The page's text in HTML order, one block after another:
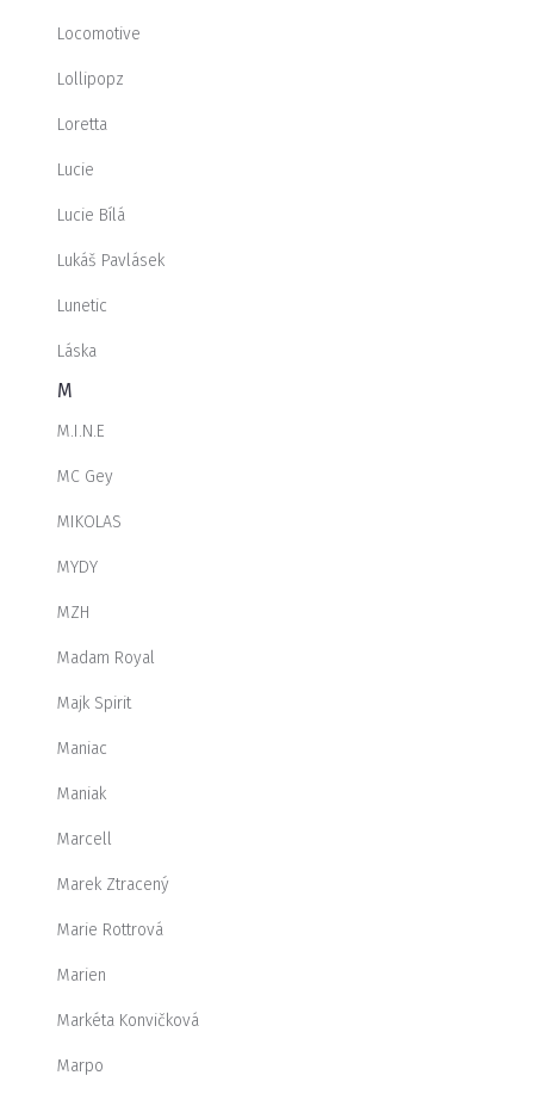
Locomotive
Lollipopz
Loretta
Lucie
Lucie Bílá
Lukáš Pavlásek
Lunetic
Láska
M
M.I.N.E
MC Gey
MIKOLAS
MYDY
MZH
Madam Royal
Majk Spirit
Maniac
Maniak
Marcell
Marek Ztracený
Marie Rottrová
Marien
Markéta Konvičková
Marpo